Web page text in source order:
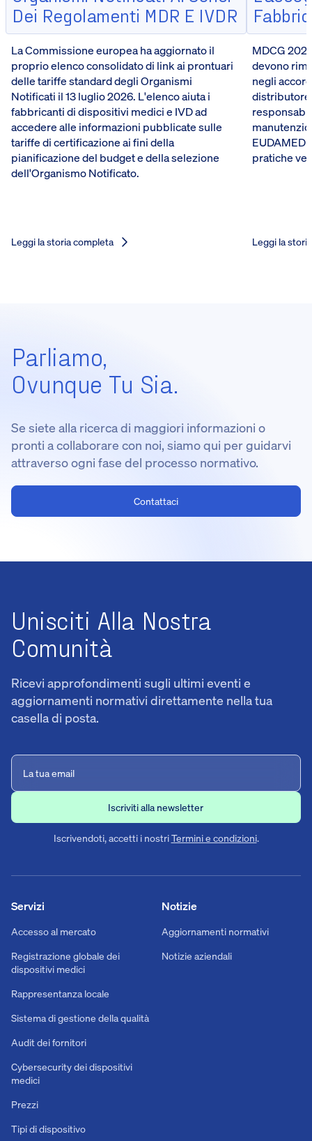
Dei Regolamenti MDR E IVDR
La Commissione europea ha aggiornato il
proprio elenco consolidato di link ai prontuari
delle tariffe standard degli Organismi
Notificati il 13 luglio 2026. L'elenco aiuta i
fabbricanti di dispositivi medici e IVD ad
accedere alle informazioni pubblicate sulle
tariffe di certificazione ai fini della
pianificazione del budget e della selezione
dell'Organismo Notificato.
Leggi la storia completa
MDCG
devono
negli
EUDAMED
pratiche
Leggi la
Parliamo,
Ovunque Tu Sia.
Se siete alla ricerca di maggiori informazioni o
pronti a collaborare con noi, siamo qui per guidarvi
attraverso ogni fase del processo normativo.
Contattaci
Unisciti Alla Nostra
Comunità
Ricevi approfondimenti sugli ultimi eventi e
aggiornamenti normativi direttamente nella tua
casella di posta.
Iscrivendoti, accetti i nostriTermini e condizioni.
Notizie
Aggiornamenti normativi
Notizie aziendali
Servizi
Accesso al mercato
Registrazione globale dei
dispositivi medici
Rappresentanza locale
Sistema di gestione della qualità
Audit dei fornitori
Cybersecurity dei dispositivi
medici
Prezzi
Tipi di dispositivo